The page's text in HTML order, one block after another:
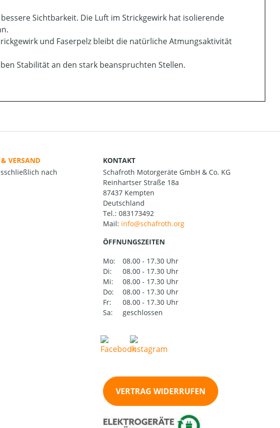
Sichtbarkeit. Die Luft im Strickgewirk hat isolierende
und Faserpelz bleibt die natürliche Atmungsaktivität
Stabilität an den stark beanspruchten Stellen.
VERSAND
nach
KONTAKT
Schafroth Motorgeräte GmbH & Co. KG
Reinhartser Straße 18a
87437 Kempten
Deutschland
Tel.: 083173492
Mail:
ÖFFNUNGSZEITEN
Mo:
08.00 - 17.30 Uhr
Di:
08.00 - 17.30 Uhr
Mi:
08.00 - 17.30 Uhr
Do:
08.00 - 17.30 Uhr
Fr:
08.00 - 17.30 Uhr
Sa:
geschlossen
VERTRAG WIDERRUFEN